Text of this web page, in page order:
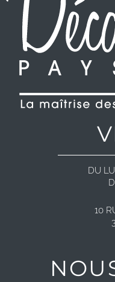
DU
10